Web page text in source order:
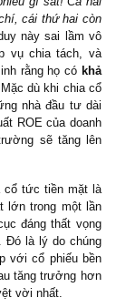
nhiều vốn,
tạo ra dòng tiền
minh ban
“win-win” và họ
đích cá nhân.
chứng khoán
chí, cái thứ
tư duy này sai
vụ chia
minh rằng họ
. Mặc dù khi
những nhà đầu